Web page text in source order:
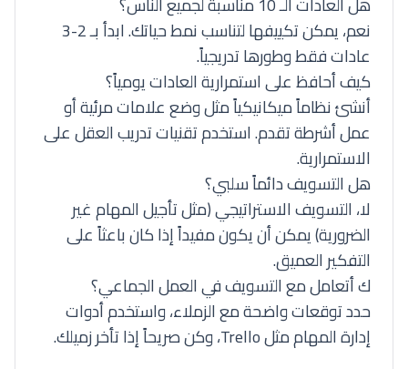
نعم، يمكن تكييفها لتناسب نمط حياتك. ابدأ بـ 2-3
عادات فقط وطورها تدريجياً.
كيف أحافظ على استمرارية العادات يومياً؟
أنشئ نظاماً ميكانيكياً مثل وضع علامات مرئية أو
عمل أشرطة تقدم. استخدم تقنياتتدريب العقلعلى
الاستمرارية.
هل التسويف دائماً سلبي؟
لا، التسويف الاستراتيجي (مثل تأجيل المهام غير
الضرورية) يمكن أن يكون مفيداً إذا كان باعثاً على
التفكير العميق.
ك أتعامل مع التسويف في العمل الجماعي؟
حدد توقعات واضحة مع الزملاء، واستخدم أدوات
إدارة المهام مثل Trello، وكن صريحاً إذا تأخر زميلك.